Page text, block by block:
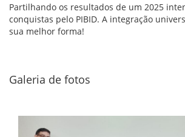
Partilhando os resultados de um 2025
conquistas pelo PIBID. A integração
sua melhor forma!
Galeria de fotos